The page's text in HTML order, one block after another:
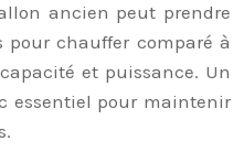
ancien peut prendre
pour chauffer comparé à
et puissance. Un
essentiel pour maintenir